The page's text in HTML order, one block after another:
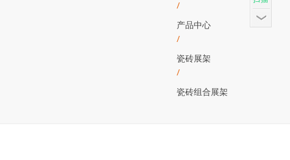
/
产品中心
/
瓷砖展架
/
瓷砖组合展架